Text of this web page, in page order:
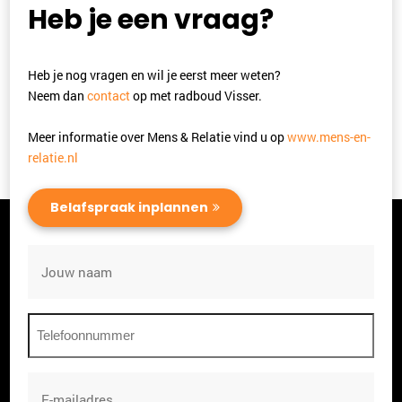
Heb je een vraag?
Heb je nog vragen en wil je eerst meer weten?
Neem dancontactop met radboud Visser.
Meer informatie over Mens & Relatie vind u opwww.mens-en-
relatie.nl
Belafspraak inplannen